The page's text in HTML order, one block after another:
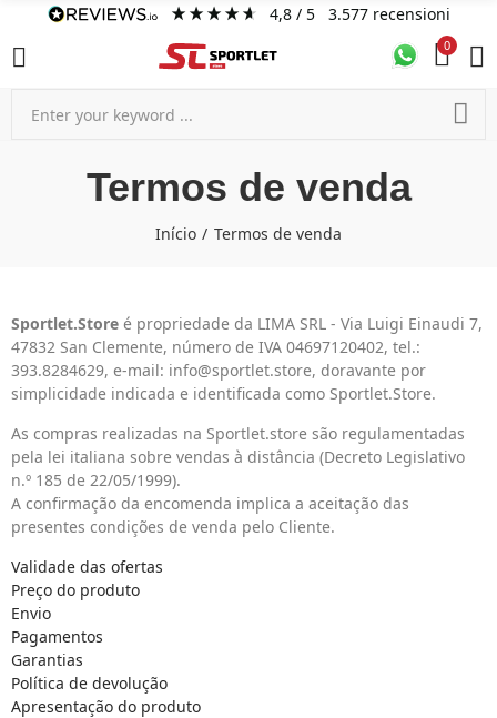
4,8/ 5 3.577 recensioni
0
Termos de venda
Início Termos de venda
Sportlet.Store é propriedade da LIMA SRL - Via Luigi Einaudi 7,
47832 San Clemente, número de IVA 04697120402, tel.:
393.8284629, e-mail: info@sportlet.store, doravante por
simplicidade indicada e identificada como Sportlet.Store.
As compras realizadas na Sportlet.store são regulamentadas
pela lei italiana sobre vendas à distância (Decreto Legislativo
n.º 185 de 22/05/1999).
A confirmação da encomenda implica a aceitação das
presentes condições de venda pelo Cliente.
Validade das ofertas
Preço do produto
Envio
Pagamentos
Garantias
Política de devolução
Apresentação do produto